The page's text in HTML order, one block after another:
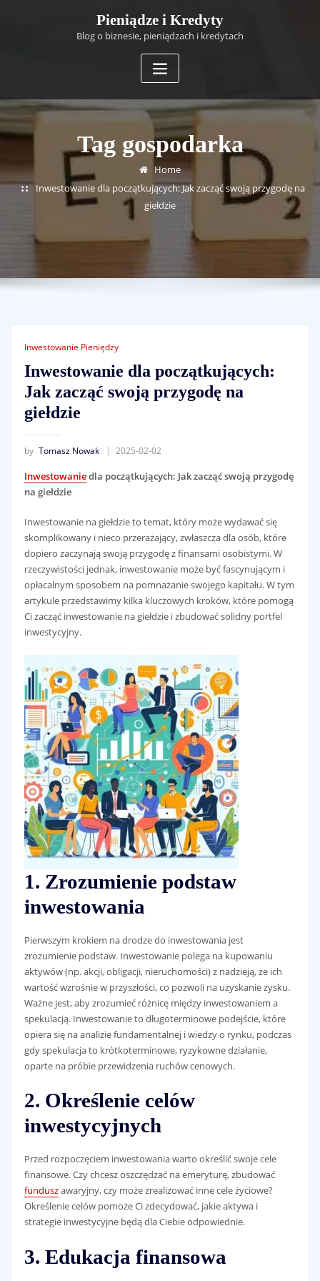
Pieniądze i Kredyty
Blog o biznesie, pieniądzach i kredytach
Tag gospodarka
Home
Inwestowanie dla początkujących: Jak zacząć swoją przygodę na
giełdzie
Inwestowanie Pieniędzy
Inwestowanie dla początkujących:
Jak zacząć swoją przygodę na
giełdzie
by Tomasz Nowak 2025-02-02
Inwestowaniedla początkujących: Jak zacząć swoją przygodę
na giełdzie
Inwestowanie na giełdzie to temat, który może wydawać się
skomplikowany i nieco przerażający, zwłaszcza dla osób, które
dopiero zaczynają swoją przygodę z finansami osobistymi. W
rzeczywistości jednak, inwestowanie może być fascynującym i
opłacalnym sposobem na pomnażanie swojego kapitału. W tym
artykule przedstawimy kilka kluczowych kroków, które pomogą
Ci zacząć inwestowanie na giełdzie i zbudować solidny portfel
inwestycyjny.
1. Zrozumienie podstaw
inwestowania
Pierwszym krokiem na drodze do inwestowania jest
zrozumienie podstaw. Inwestowanie polega na kupowaniu
aktywów (np. akcji, obligacji, nieruchomości) z nadzieją, że ich
wartość wzrośnie w przyszłości, co pozwoli na uzyskanie zysku.
Ważne jest, aby zrozumieć różnicę między inwestowaniem a
spekulacją. Inwestowanie to długoterminowe podejście, które
opiera się na analizie fundamentalnej i wiedzy o rynku, podczas
gdy spekulacja to krótkoterminowe, ryzykowne działanie,
oparte na próbie przewidzenia ruchów cenowych.
2. Określenie celów
inwestycyjnych
Przed rozpoczęciem inwestowania warto określić swoje cele
finansowe. Czy chcesz oszczędzać na emeryturę, zbudować
funduszawaryjny, czy może zrealizować inne cele życiowe?
Określenie celów pomoże Ci zdecydować, jakie aktywa i
strategie inwestycyjne będą dla Ciebie odpowiednie.
3. Edukacja finansowa